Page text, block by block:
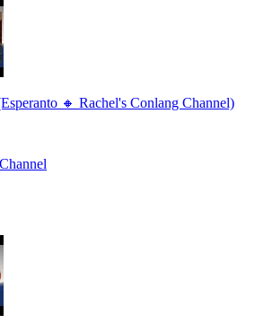
🔸 Rachel's Conlang Channel)